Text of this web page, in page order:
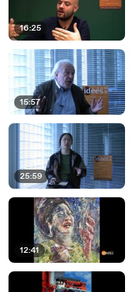
16:25
15:57
25:59
12:41